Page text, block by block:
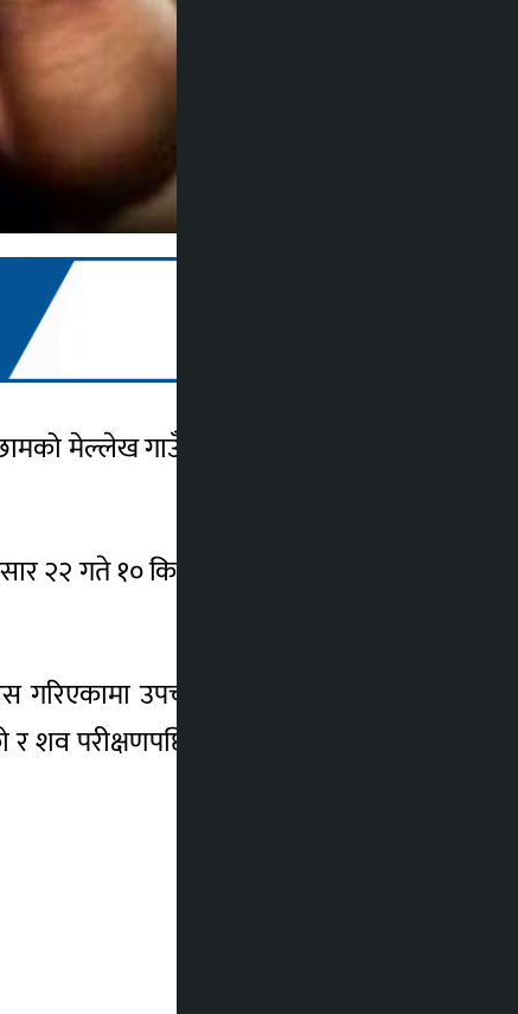
मेल्लेख गाउँपालिका–६ झाडीगाउँका २१
२२ गते १० किलोमिटर लामो दौडका क्रममा
उपचारकै क्रममा कोहलपुरस्थित
परीक्षणपछि थाहा हुने सुदूरपश्चिम प्रदेश